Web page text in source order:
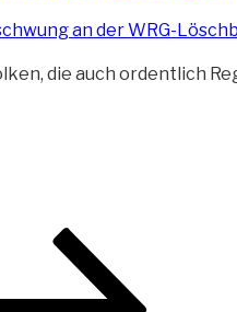
die auch ordentlich